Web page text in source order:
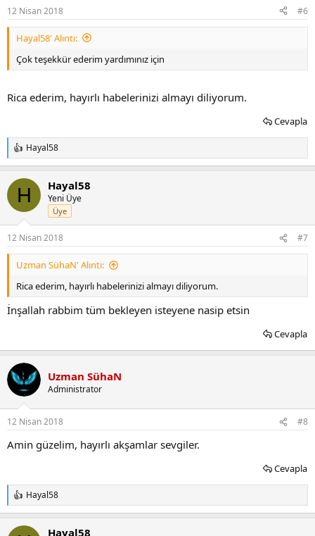
12 Nisan 2018 #6
Hayal58' Alıntı:
Çok teşekkür ederim yardımınız için
Rica ederim, hayırlı habelerinizi almayı diliyorum.
Cevapla
T
e
k
l
:
Hayal58
H Hayal58
Yeni Üye
Üye
12 Nisan 2018 #7
Uzman SühaN' Alıntı:
Rica ederim, hayırlı habelerinizi almayı diliyorum.
İnşallah rabbim tüm bekleyen isteyene nasip etsin
Cevapla
Uzman SühaN
Administrator
12 Nisan 2018 #8
Amin güzelim, hayırlı akşamlar sevgiler.
Cevapla
T
e
k
Hayal58
Hayal58